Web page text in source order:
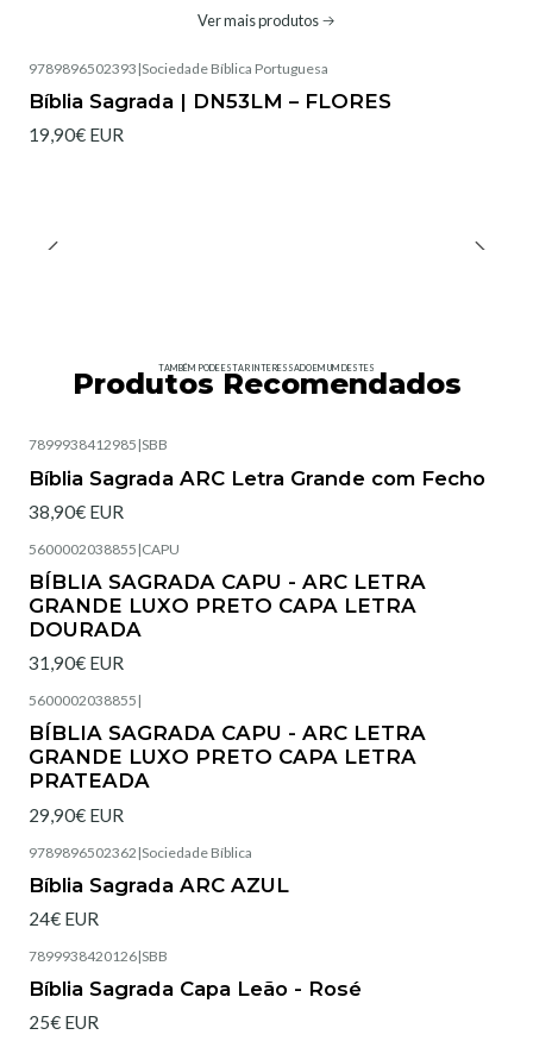
Ver mais produtos
9789896502393 |Sociedade Bíblica Portuguesa
Bíblia Sagrada | DN53LM – FLORES
19,90€ EUR
TAMBÉM PODE ESTAR INTERESSADO EM UM DESTES
Produtos Recomendados
7899938412985 |SBB
Bíblia Sagrada ARC Letra Grande com Fecho
38,90€ EUR
5600002038855 |CAPU
BÍBLIA SAGRADA CAPU - ARC LETRA
GRANDE LUXO PRETO CAPA LETRA
DOURADA
31,90€ EUR
5600002038855 |
BÍBLIA SAGRADA CAPU - ARC LETRA
GRANDE LUXO PRETO CAPA LETRA
PRATEADA
29,90€ EUR
9789896502362 |Sociedade Bíblica
Bíblia Sagrada ARC AZUL
24€ EUR
7899938420126|SBB
Bíblia Sagrada Capa Leão - Rosé
25€ EUR